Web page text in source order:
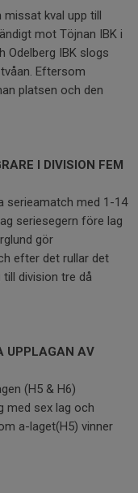
kval upp till
mot Töjnan IBK i
Odelberg IBK slogs
Eftersom
platsen och den
I DIVISION FEM
serieamatch med 1-14
seriesegern före lag
gör
efter det rullar det
till division tre då
UPPLAGAN AV
(H5 & H6)
med sex lag och
a-laget(H5) vinner